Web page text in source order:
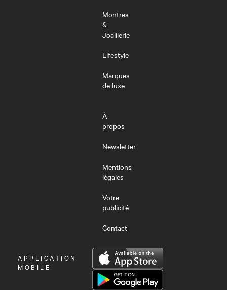
Montres
&
Joaillerie
Lifestyle
Marques
de luxe
À
propos
Newsletter
Mentions
légales
Votre
publicité
Contact
OUVRIR
LE
APPLICATION
MOBILE